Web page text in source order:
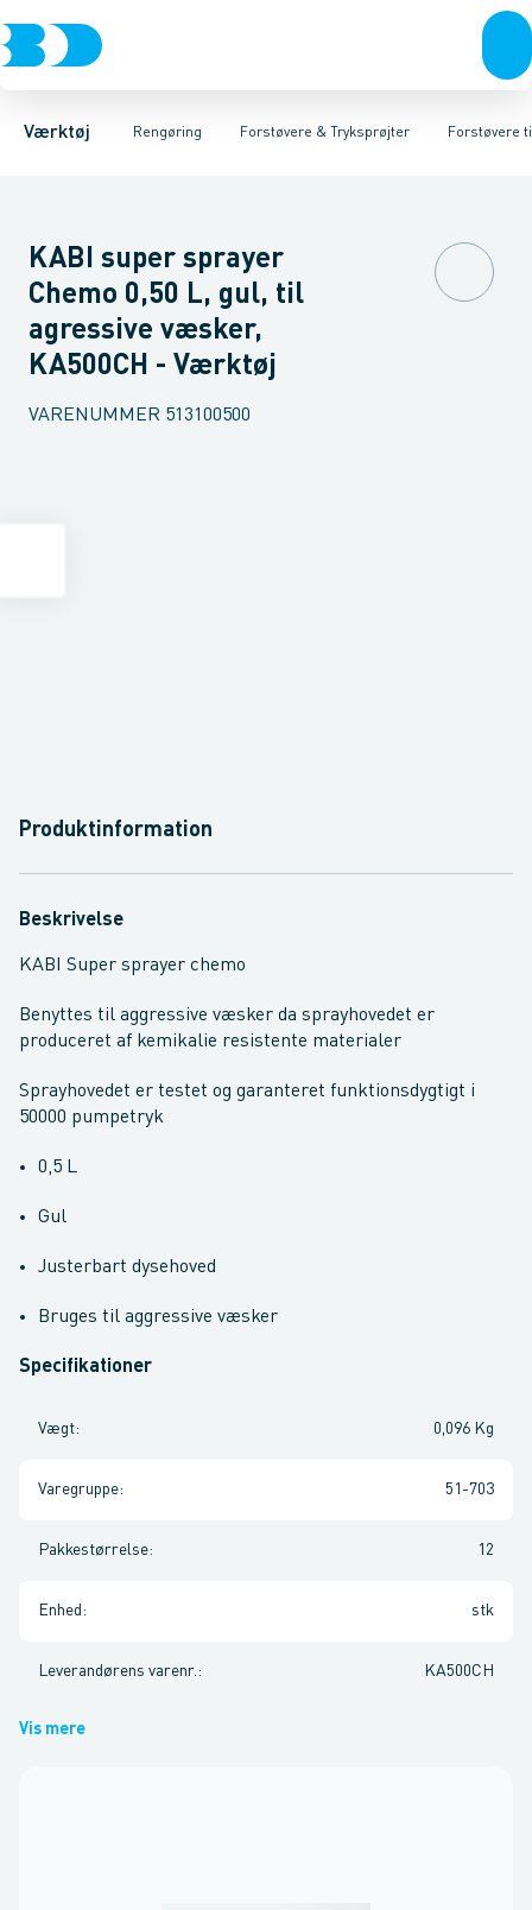
Værktøj Rengøring
Akku- & elværktøjHåndværktøjRørværktøjBits & toppeBor
Forstøvere & Tryksprøjter
RengøringsmaskinerPapir, klude & svampeSække & Poser
Forstøvere
Forstøvere Forstøvere til aggressive væskerTryksprøjter
KABI super sprayer
Chemo 0,50 L, gul, til
agressive væsker,
KA500CH - Værktøj
VARENUMMER 513100500
Produktinformation
Beskrivelse
KABI Super sprayer chemo
Benyttes til aggressive væsker da sprayhovedet er
produceret af kemikalie resistente materialer
Sprayhovedet er testet og garanteret funktionsdygtigt i
50000 pumpetryk
0,5 L
Gul
Justerbart dysehoved
Bruges til aggressive væsker
Specifikationer
Vægt: 0,096 Kg
Varegruppe: 51-703
Pakkestørrelse: 12
Enhed : stk
Leverandørens varenr. : KA500CH
Vis mere